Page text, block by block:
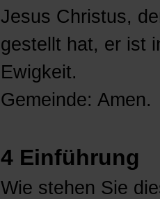
Jesus Christus,
gestellt hat, er ist
Ewigkeit.
Gemeinde: Amen.
4 Einführung
Wie stehen Sie